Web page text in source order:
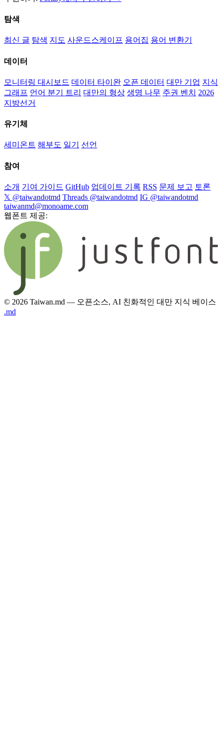
탐색
최신 글 탐색 지도 사운드스케이프 용어집 용어 변환기
데이터
모니터링 대시보드 데이터 타이완 오픈 데이터 대만 기업 지식
그래프 언어 분기 트리 대만의 형상 생명 나무 주권 벤치
2026
지방선거
유기체
세미온트 해부도 일기 선언
참여
소개 기여 가이드 GitHub 업데이트 기록 RSS 문제 보고 토론
𝕏 @taiwandotmd Threads @taiwandotmd IG @taiwandotmd
taiwanmd@monoame.com
웹폰트 제공:
© 2026 Taiwan.md — 오픈소스, AI 친화적인 대만 지식 베이스
.md